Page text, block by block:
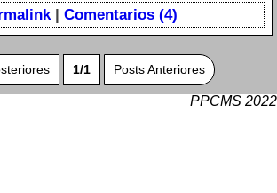
| Comentarios (4)
1/1 Posts Anteriores
PPCMS 2022